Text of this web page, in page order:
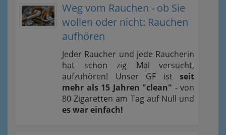
Weg vom Rauchen - ob Sie
wollen oder nicht: Rauchen
aufhören
Jeder Raucher und jede Raucherin
hat schon zig Mal versucht,
aufzuhören! Unser GF ist seit
mehr als 15 Jahren "clean" - von
80 Zigaretten am Tag auf Null und
es war einfach!